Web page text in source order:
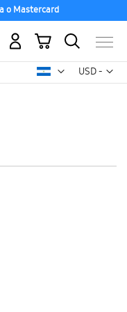
o Mastercard
USD -
dólar
Mi carrito